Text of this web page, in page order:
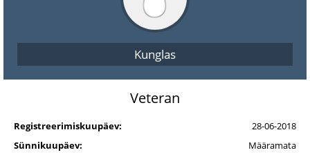
Kunglas
Veteran
Registreerimiskuupäev:
28-06-2018
Sünnikuupäev:
Määramata